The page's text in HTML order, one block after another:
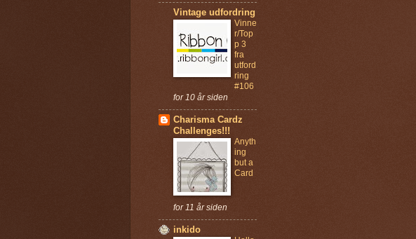
Vintage udfordring
Vinne
r/Top
p 3
fra
utford
ring
#106
for 10 år siden
Charisma Cardz
Challenges!!!
Anyth
ing
but a
Card
for 11 år siden
inkido